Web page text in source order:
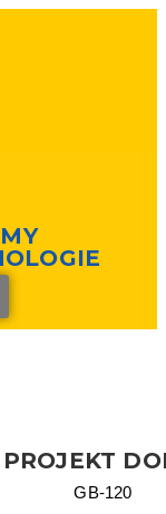
PROJEKT
GB-120